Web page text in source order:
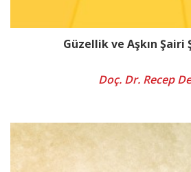
Güzellik ve Aşkın Şairi
Doç. Dr. Recep